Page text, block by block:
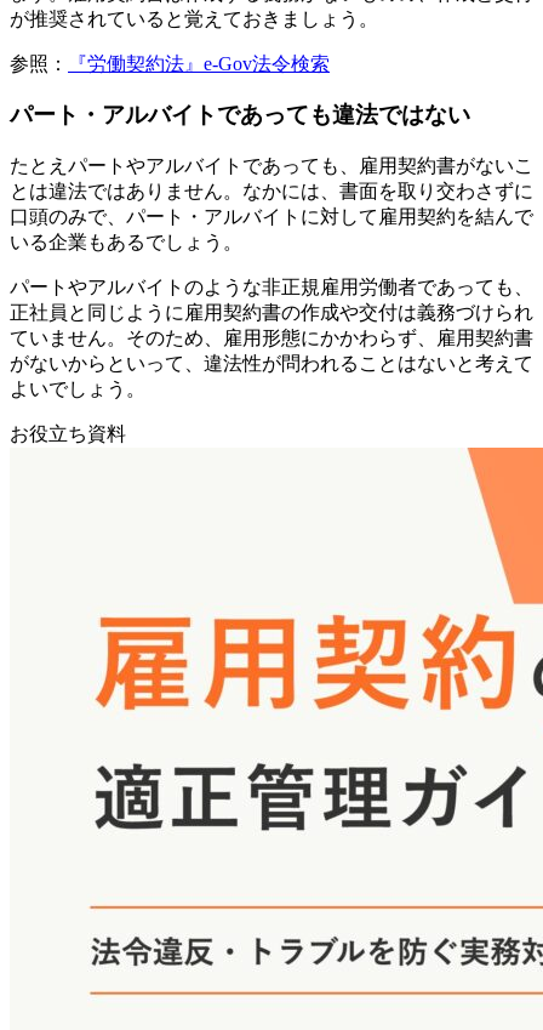
が推奨されていると覚えておきましょう。
参照： 『労働契約法』e-Gov法令検索
パート・アルバイトであっても違法ではない
たとえパートやアルバイトであっても、雇用契約書がないこ
とは違法ではありません。なかには、書面を取り交わさずに
口頭のみで、パート・アルバイトに対して雇用契約を結んで
いる企業もあるでしょう。
パートやアルバイトのような非正規雇用労働者であっても、
正社員と同じように雇用契約書の作成や交付は義務づけられ
ていません。そのため、雇用形態にかかわらず、雇用契約書
がないからといって、違法性が問われることはないと考えて
よいでしょう。
お役立ち資料